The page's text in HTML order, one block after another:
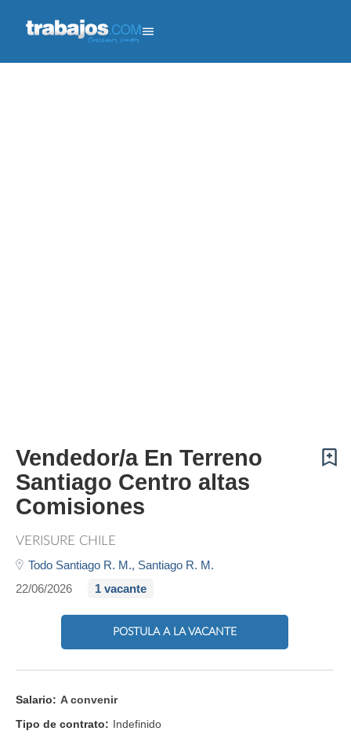
Vendedor/a En Terreno
Santiago Centro altas
Comisiones
VERISURE CHILE
Todo Santiago R. M., Santiago R. M.
22/06/2026
1 vacante
POSTULA A LA VACANTE
Salario: A convenir
Tipo de contrato: Indefinido